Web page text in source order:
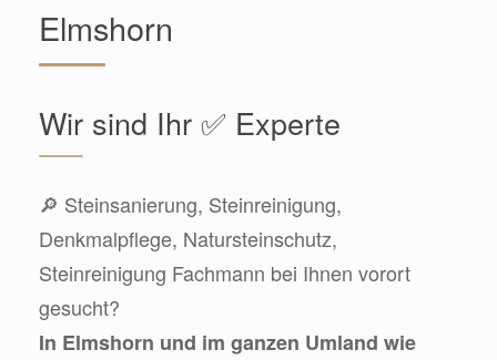
Elmshorn
Wir sind Ihr ✅ Experte
🔎 Steinsanierung, Steinreinigung,
Denkmalpflege, Natursteinschutz,
Steinreinigung Fachmann bei Ihnen vorort
gesucht?
In Elmshorn und im ganzen Umland wie